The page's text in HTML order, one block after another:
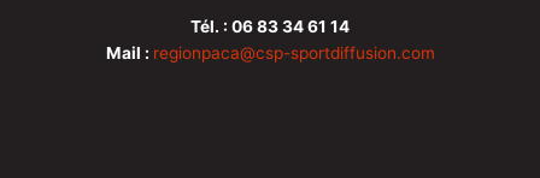
Tél. : 06 83 34 61 14
Mail : regionpaca@csp-sportdiffusion.com